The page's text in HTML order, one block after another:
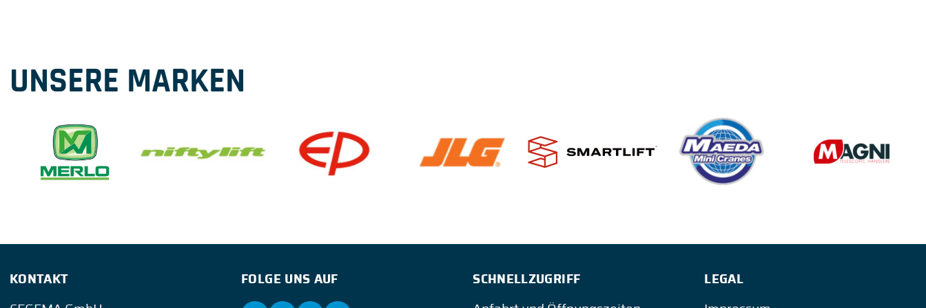
UNSERE MARKEN
KONTAKT FOLGE UNS AUF SCHNELLZUGRIFF LEGAL